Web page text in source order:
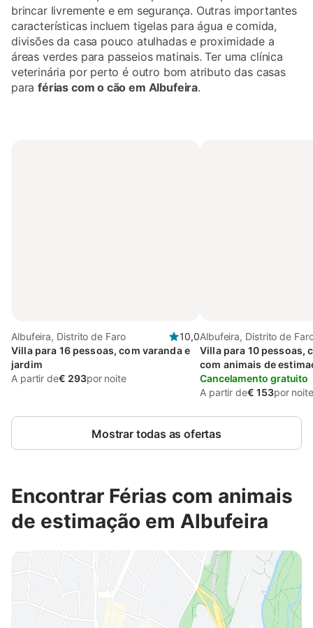
brincar livremente e em segurança. Outras importantes
características incluem tigelas para água e comida,
divisões da casa pouco atulhadas e proximidade a
áreas verdes para passeios matinais. Ter uma clínica
veterinária por perto é outro bom atributo das casas
paraférias com o cão em Albufeira.
Albufeira, Distrito de Faro
10,0
Villa para 16 pessoas, com varanda e
jardim
A partir de€ 293por noite
Albufeira, Distrito de
Villa para 10 pessoas,
com animais de
Cancelamento gratuito
A partir de€ 153por noite
Mostrar todas as ofertas
Encontrar Férias com animais
de estimação em Albufeira